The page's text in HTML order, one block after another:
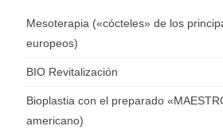
Mesoterapia («cócteles» de los
europeos)
BIO Revitalización
Bioplastia con el preparado
americano)